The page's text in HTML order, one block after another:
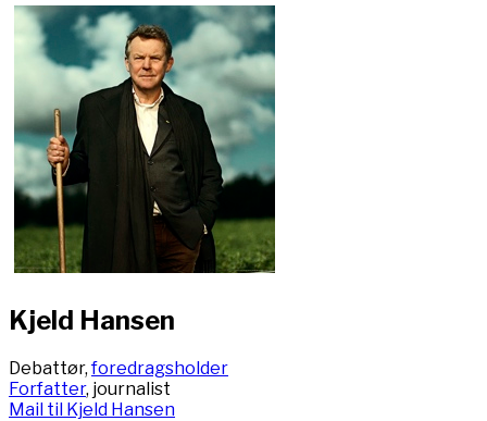
Kjeld Hansen
Debattør,foredragsholder
Forfatter, journalist
Mail til Kjeld Hansen